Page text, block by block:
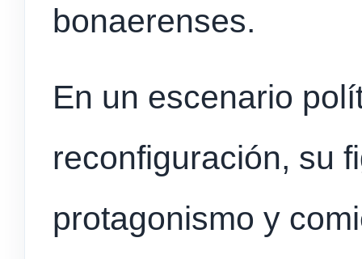
bonaerenses.
En un escenario
reconfiguración, su
protagonismo y